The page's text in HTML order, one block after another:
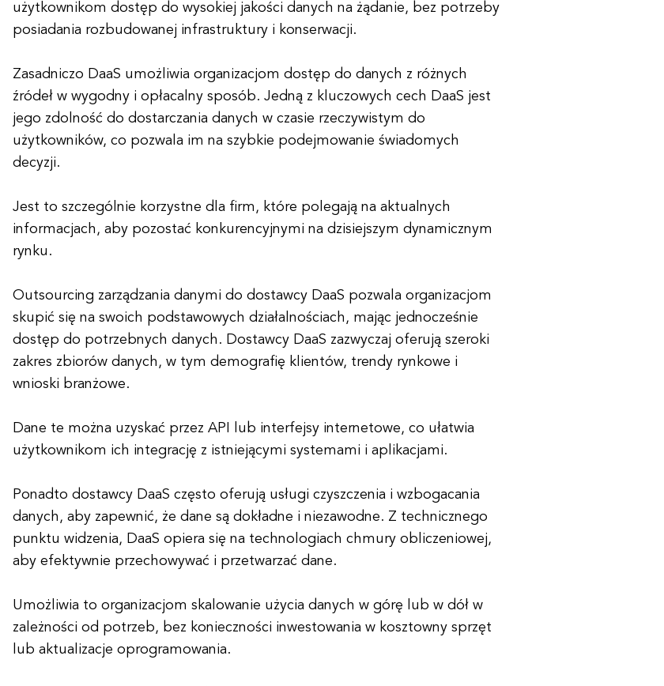
użytkownikom dostęp do wysokiej jakości danych na żądanie, bez potrzeby
posiadania rozbudowanej infrastruktury i konserwacji.
Zasadniczo DaaS umożliwia organizacjom dostęp do danych z różnych
źródeł w wygodny i opłacalny sposób. Jedną z kluczowych cech DaaS jest
jego zdolność do dostarczania danych w czasie rzeczywistym do
użytkowników, co pozwala im na szybkie podejmowanie świadomych
decyzji.
Jest to szczególnie korzystne dla firm, które polegają na aktualnych
informacjach, aby pozostać konkurencyjnymi na dzisiejszym dynamicznym
rynku.
Outsourcing zarządzania danymi do dostawcy DaaS pozwala organizacjom
skupić się na swoich podstawowych działalnościach, mając jednocześnie
dostęp do potrzebnych danych. Dostawcy DaaS zazwyczaj oferują szeroki
zakres zbiorów danych, w tym demografię klientów, trendy rynkowe i
wnioski branżowe.
Dane te można uzyskać przez API lub interfejsy internetowe, co ułatwia
użytkownikom ich integrację z istniejącymi systemami i aplikacjami.
Ponadto dostawcy DaaS często oferują usługi czyszczenia i wzbogacania
danych, aby zapewnić, że dane są dokładne i niezawodne. Z technicznego
punktu widzenia, DaaS opiera się na technologiach chmury obliczeniowej,
aby efektywnie przechowywać i przetwarzać dane.
Umożliwia to organizacjom skalowanie użycia danych w górę lub w dół w
zależności od potrzeb, bez konieczności inwestowania w kosztowny sprzęt
lub aktualizacje oprogramowania.